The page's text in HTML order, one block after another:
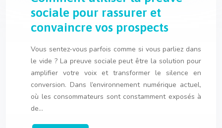
sociale pour rassurer et
convaincre vos prospects
Vous sentez-vous parfois comme si vous parliez dans
le vide ? La preuve sociale peut être la solution pour
amplifier votre voix et transformer le silence en
conversion. Dans l’environnement numérique actuel,
où les consommateurs sont constamment exposés à
de…